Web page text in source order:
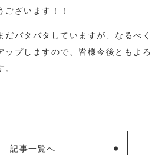
ございます！！
だバタバタしていますが、なるべく
ップしますので、皆様今後ともよろ
記事一覧へ